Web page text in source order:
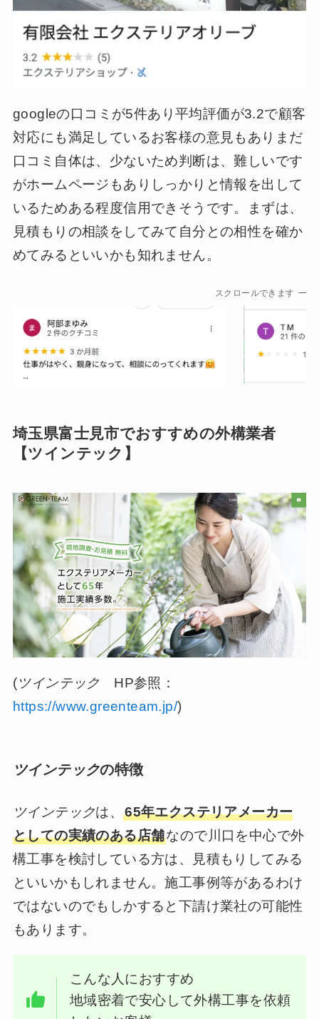
googleの口コミが5件あり平均評価が3.2で顧客
対応にも満足しているお客様の意見もありまだ
口コミ自体は、少ないため判断は、難しいです
がホームページもありしっかりと情報を出して
いるためある程度信用できそうです。まずは、
見積もりの相談をしてみて自分との相性を確か
めてみるといいかも知れません。
スクロールできます
埼玉県富士見市でおすすめの外構業者
【ツインテック】
(ツインテック HP参照：
https://www.greenteam.jp/)
ツインテックの特徴
ツインテックは、65年エクステリアメーカー
としての実績のある店舗なので川口を中心で外
構工事を検討している方は、見積もりしてみる
といいかもしれません。施工事例等があるわけ
ではないのでもしかすると下請け業社の可能性
もあります。
こんな人におすすめ
地域密着で安心して外構工事を依頼